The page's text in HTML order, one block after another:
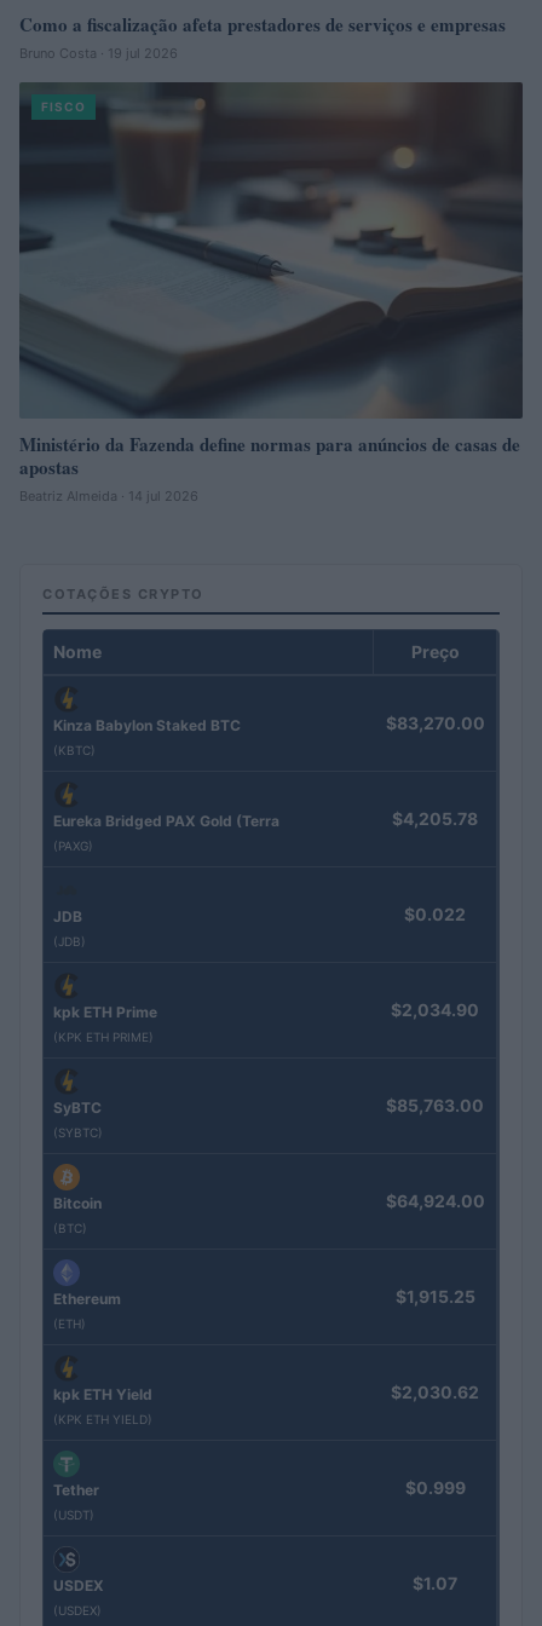
Como a fiscalização afeta prestadores de serviços e empresas
Bruno Costa · 19 jul 2026
FISCO
Ministério da Fazenda define normas para anúncios de casas de
apostas
Beatriz Almeida · 14 jul 2026
COTAÇÕES CRYPTO
Nome Preço
Kinza Babylon Staked BTC
(KBTC)
$83,270.00
Eureka Bridged PAX Gold (Terra
(PAXG)
$4,205.78
JDB
(JDB)
$0.022
kpk ETH Prime
(KPK ETH PRIME)
$2,034.90
SyBTC
(SYBTC)
$85,763.00
Bitcoin
(BTC)
$64,924.00
Ethereum
(ETH)
$1,915.25
kpk ETH Yield
(KPK ETH YIELD)
$2,030.62
Tether
(USDT)
$0.999
USDEX
(USDEX)
$1.07